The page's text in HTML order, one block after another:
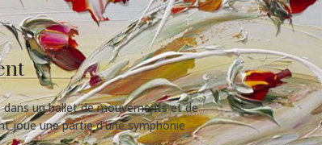
un ballet de mouvements et de
joue une partie d’une symphonie